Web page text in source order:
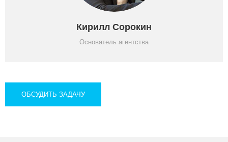
Кирилл Сорокин
Основатель агентства
ОБСУДИТЬ ЗАДАЧУ